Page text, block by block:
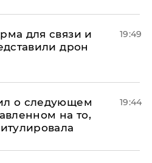
для связи и
дрон
19:49
о следующем
на то,
19:44